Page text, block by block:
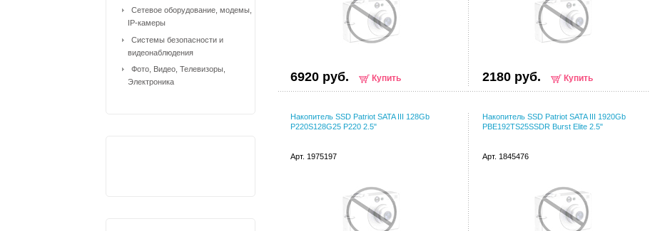
6920 руб. Купить 2180 руб. Купить
Накопитель SSD Patriot SATA III 128Gb
P220S128G25 P220 2.5"
Арт. 1975197
Накопитель SSD Patriot SATA III 1920Gb
PBE192TS25SSDR Burst Elite 2.5"
Арт. 1845476
Сетевое оборудование, модемы,
IP-камеры
Системы безопасности и
видеонаблюдения
Фото, Видео, Телевизоры,
Электроника